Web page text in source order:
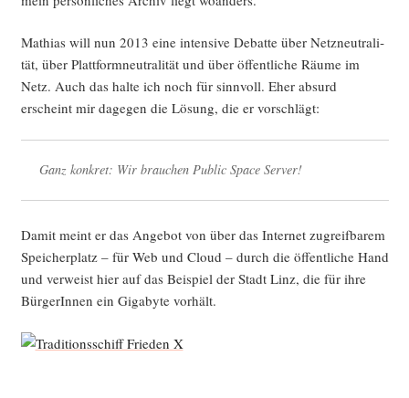
Mathi­as will nun 2013 eine inten­si­ve Debat­te über Netz­neu­tra­li­
tät, über Platt­form­neu­tra­li­tät und über öffent­li­che Räu­me im
Netz. Auch das hal­te ich noch für sinn­voll. Eher absurd
erscheint mir dage­gen die Lösung, die er vorschlägt:
Ganz kon­kret: Wir brau­chen Public Space Server!
Damit meint er das Ange­bot von über das Inter­net zugreif­ba­rem
Spei­cher­platz – für Web und Cloud – durch die öffent­li­che Hand
und ver­weist hier auf das Bei­spiel der Stadt Linz, die für ihre
Bür­ge­rIn­nen ein Giga­byte vorhält.